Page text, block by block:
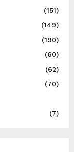
(151)
(149)
(190)
(60)
(62)
(70)
(7)